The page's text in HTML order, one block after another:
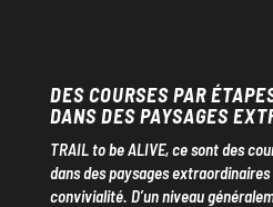
DES COURSES PAR
DANS DES PAYSAGES
TRAIL to be ALIVE, ce sont des
dans des paysages
convivialité. D’un niveau